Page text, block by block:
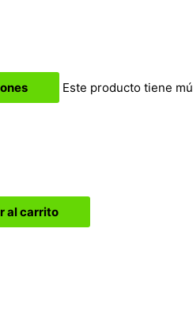
Este producto tiene
al carrito